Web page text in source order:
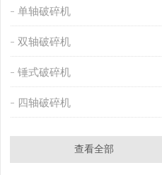
单轴破碎机
双轴破碎机
锤式破碎机
四轴破碎机
查看全部